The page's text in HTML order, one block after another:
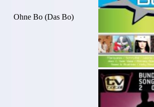
Ohne Bo (Das Bo)